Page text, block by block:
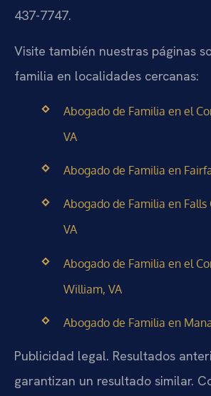
437-7747.
Visite también nuestras páginas
familia en localidades cercanas:
Abogado de Familia en el
VA
Abogado de Familia en
Abogado de Familia en Falls
VA
Abogado de Familia en el
William, VA
Abogado de Familia en
Publicidad legal. Resultados
garantizan un resultado similar.